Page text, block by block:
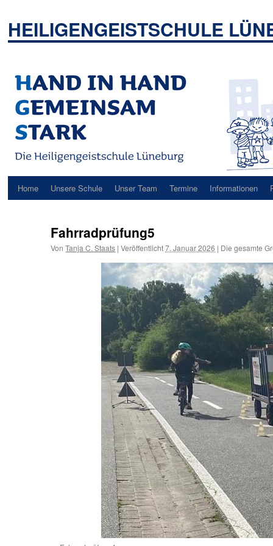
springen
HEILIGENGEISTSCHULE
Home Unsere Schule Unser Team Termine Informationen
Fahrradprüfung5
Von Tanja C. Staats | Veröffentlicht 7. Januar 2026 | Die gesamte